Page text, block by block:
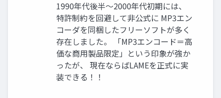
1990年代後半〜2000年代初期には、
特許制約を回避して非公式に MP3エン
コーダを同梱したフリーソフトが多く
存在しました。 「MP3エンコード＝高
価な商用製品限定」という印象が強か
ったが、 現在ならばLAMEを正式に実
装できる！！